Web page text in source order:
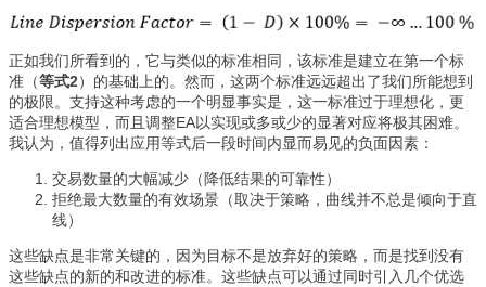
正如我们所看到的，它与类似的标准相同，该标准是建立在第一个标
准（等式2）的基础上的。然而，这两个标准远远超出了我们所能想到
的极限。支持这种考虑的一个明显事实是，这一标准过于理想化，更
适合理想模型，而且调整EA以实现或多或少的显著对应将极其困难。
我认为，值得列出应用等式后一段时间内显而易见的负面因素：
交易数量的大幅减少（降低结果的可靠性）
拒绝最大数量的有效场景（取决于策略，曲线并不总是倾向于直
线）
这些缺点是非常关键的，因为目标不是放弃好的策略，而是找到没有
这些缺点的新的和改进的标准。这些缺点可以通过同时引入几个优选